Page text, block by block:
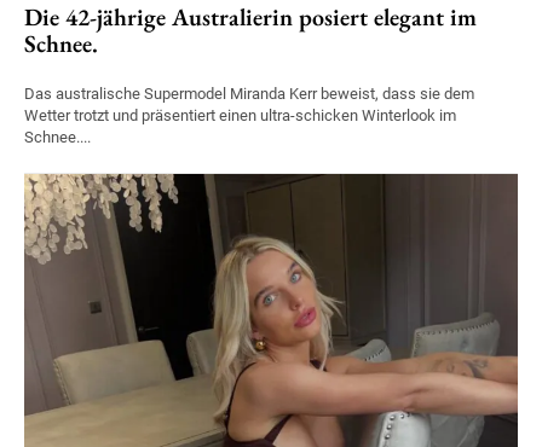
Die 42-jährige Australierin posiert elegant im
Schnee.
Das australische Supermodel Miranda Kerr beweist, dass sie dem
Wetter trotzt und präsentiert einen ultra-schicken Winterlook im
Schnee....